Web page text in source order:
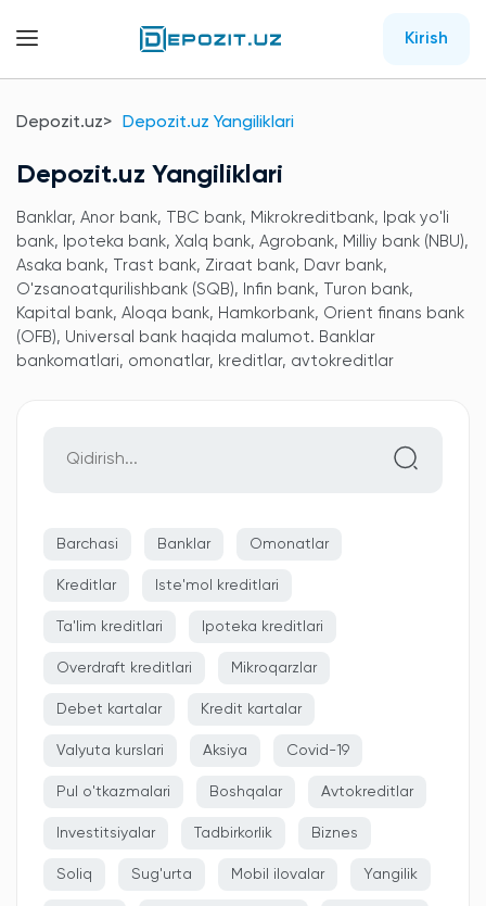
Kirish
Depozit.uz Depozit.uz Yangiliklari
Depozit.uz Yangiliklari
Banklar, Anor bank, TBC bank, Mikrokreditbank, Ipak yo'li
bank, Ipoteka bank, Xalq bank, Agrobank, Milliy bank (NBU),
Asaka bank, Trast bank, Ziraat bank, Davr bank,
O'zsanoatqurilishbank (SQB), Infin bank, Turon bank,
Kapital bank, Aloqa bank, Hamkorbank, Orient finans bank
(OFB), Universal bank haqida malumot. Banklar
bankomatlari, omonatlar, kreditlar, avtokreditlar
Barchasi Banklar Omonatlar
Kreditlar Iste'mol kreditlari
Ta'lim kreditlari Ipoteka kreditlari
Overdraft kreditlari Mikroqarzlar
Debet kartalar Kredit kartalar
Valyuta kurslari Aksiya Covid-19
Pul o'tkazmalari Boshqalar Avtokreditlar
Investitsiyalar Tadbirkorlik Biznes
Soliq Sug'urta Mobil ilovalar Yangilik